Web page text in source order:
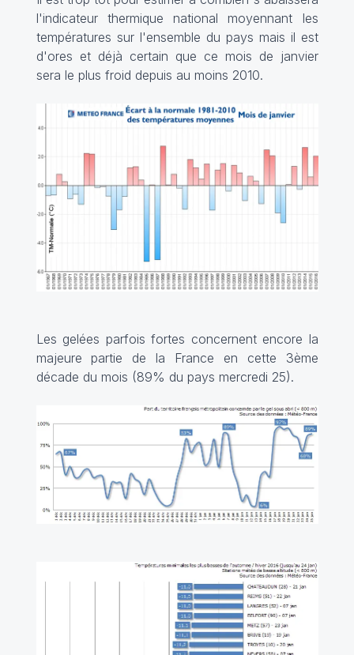
l'indicateur thermique national moyennant les
températures sur l'ensemble du pays mais il est
d'ores et déjà certain que ce mois de janvier
sera le plus froid depuis au moins 2010.
Les gelées parfois fortes concernent encore la
majeure partie de la France en cette 3ème
décade du mois (89% du pays mercredi 25).